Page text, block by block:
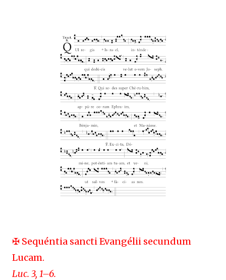
✠ Sequéntia sancti Evangélii secundum
Lucam.
Luc. 3, 1–6.